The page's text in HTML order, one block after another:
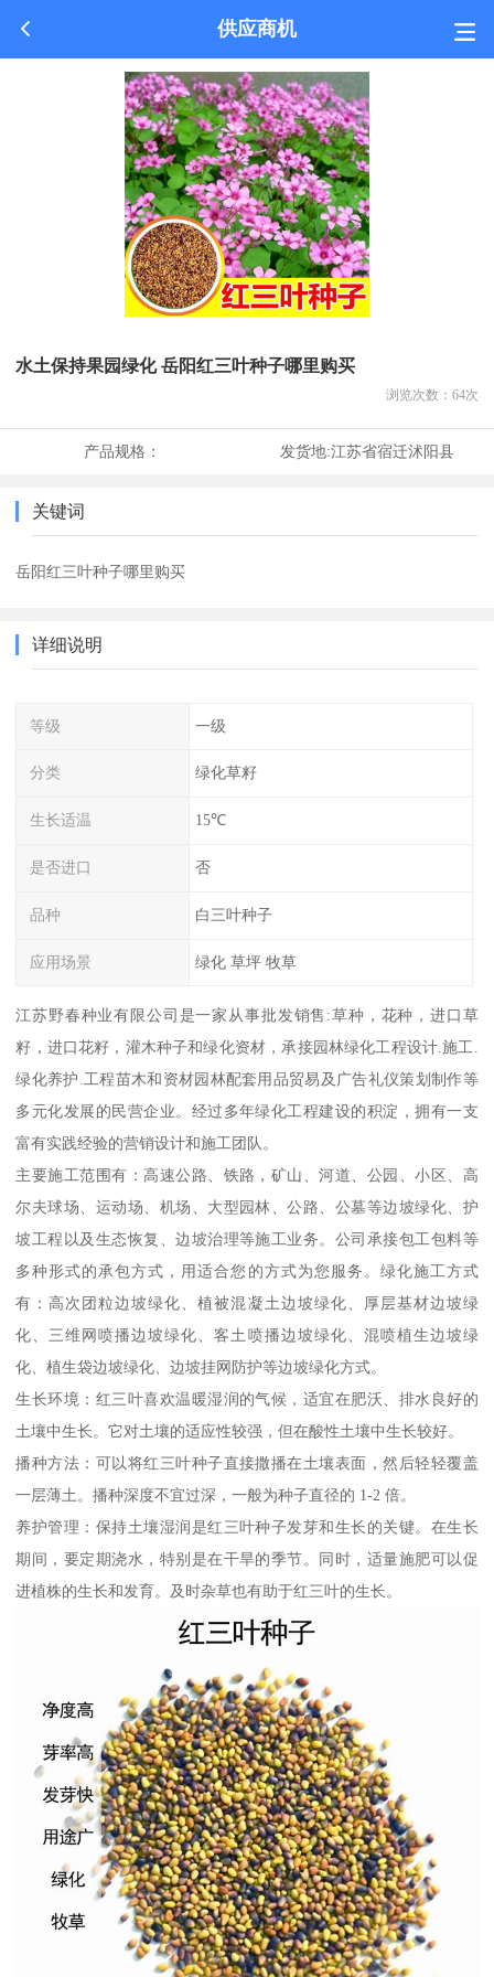
供应商机
水土保持果园绿化 岳阳红三叶种子哪里购买
浏览次数： 64次
产品规格： 发货地:江苏省宿迁沭阳县
关键词
岳阳红三叶种子哪里购买
详细说明
等级 一级
分类 绿化草籽
生长适温 15℃
是否进口 否
品种 白三叶种子
应用场景 绿化 草坪 牧草
江苏野春种业有限公司是一家从事批发销售:草种，花种，进口草
籽，进口花籽，灌木种子和绿化资材，承接园林绿化工程设计.施工.
绿化养护.工程苗木和资材园林配套用品贸易及广告礼仪策划制作等
多元化发展的民营企业。经过多年绿化工程建设的积淀，拥有一支
富有实践经验的营销设计和施工团队。
主要施工范围有：高速公路、铁路，矿山、河道、公园、小区、高
尔夫球场、运动场、机场、大型园林、公路、公墓等边坡绿化、护
坡工程以及生态恢复、边坡治理等施工业务。公司承接包工包料等
多种形式的承包方式，用适合您的方式为您服务。绿化施工方式
有：高次团粒边坡绿化、植被混凝土边坡绿化、厚层基材边坡绿
化、三维网喷播边坡绿化、客土喷播边坡绿化、混喷植生边坡绿
化、植生袋边坡绿化、边坡挂网防护等边坡绿化方式。
生长环境：红三叶喜欢温暖湿润的气候，适宜在肥沃、排水良好的
土壤中生长。它对土壤的适应性较强，但在酸性土壤中生长较好。
播种方法：可以将红三叶种子直接撒播在土壤表面，然后轻轻覆盖
一层薄土。播种深度不宜过深，一般为种子直径的 1-2 倍。
养护管理：保持土壤湿润是红三叶种子发芽和生长的关键。在生长
期间，要定期浇水，特别是在干旱的季节。同时，适量施肥可以促
进植株的生长和发育。及时杂草也有助于红三叶的生长。